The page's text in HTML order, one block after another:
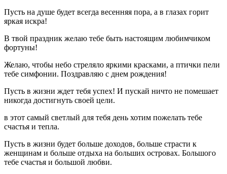
Пусть на душе будет всегда весенняя пора, а в глазах горит
яркая искра!
В твой праздник желаю тебе быть настоящим любимчиком
фортуны!
Желаю, чтобы небо стреляло яркими красками, а птички пели
тебе симфонии. Поздравляю с днем рождения!
Пусть в жизни ждет тебя успех! И пускай ничто не помешает
никогда достигнуть своей цели.
в этот самый светлый для тебя день хотим пожелать тебе
счастья и тепла.
Пусть в жизни будет больше доходов, больше страсти к
женщинам и больше отдыха на больших островах. Большого
тебе счастья и большой любви.